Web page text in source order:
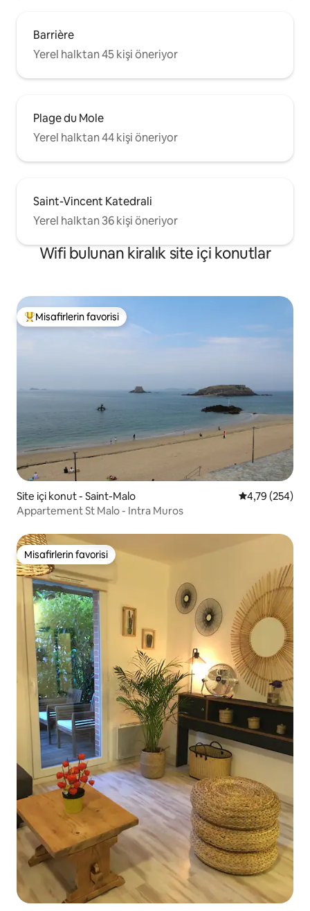
Barrière
Yerel halktan 45 kişi öneriyor
Plage du Mole
Yerel halktan 44 kişi öneriyor
Saint-Vincent Katedrali
Yerel halktan 36 kişi öneriyor
Wifi bulunan kiralık site içi konutlar
Misafirlerin favorilerinden en beğenilenler arasında
Misafirlerin favorisi
Site içi konut - Saint-Malo 5 üzerinden
4,79 (254)
Appartement St Malo - Intra Muros
Misafirlerin favorisi
Misafirlerin favorisi